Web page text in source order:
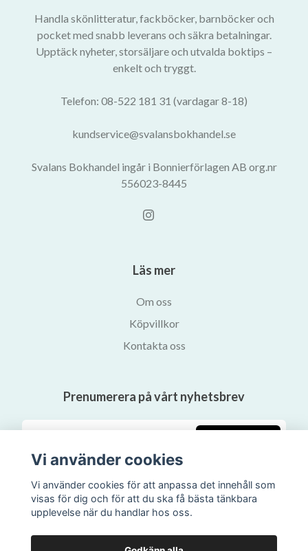
Handla skönlitteratur, fackböcker, barnböcker och
pocket med snabb leverans och säkra betalningar.
Upptäck nyheter, storsäljare och utvalda boktips –
enkelt och tryggt.
Telefon: 08-522 181 31 (vardagar 8-18)
kundservice@svalansbokhandel.se
Svalans Bokhandel ingår i Bonnierförlagen AB org.nr
556023-8445
Läs mer
Om oss
Köpvillkor
Kontakta oss
Prenumerera på vårt nyhetsbrev
Vi använder cookies
Vi använder cookies för att anpassa det innehåll som
visas för dig och för att du ska få bästa tänkbara
upplevelse när du handlar hos oss.